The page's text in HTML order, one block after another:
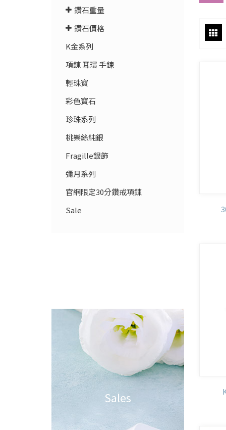
鑽石重量
鑽石價格
K金系列
項錬 耳環 手鍊
輕珠寶
彩色寶石
珍珠系列
桃樂絲純銀
Fragille銀飾
彌月系列
官網限定30分鑽戒項鍊
Sale
Sales